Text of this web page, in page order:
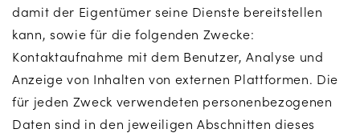
damit der Eigentümer seine Dienste bereitstellen
kann, sowie für die folgenden Zwecke:
Kontaktaufnahme mit dem Benutzer, Analyse und
Anzeige von Inhalten von externen Plattformen. Die
für jeden Zweck verwendeten personenbezogenen
Daten sind in den jeweiligen Abschnitten dieses